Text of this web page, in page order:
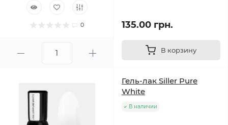
0 135.00 грн.
В корзину
Гель-лак Siller Pure
White
В наличии